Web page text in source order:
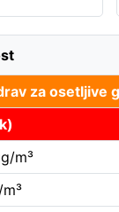
za osetljive
m³